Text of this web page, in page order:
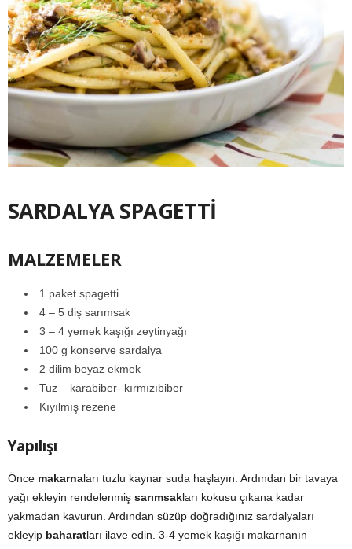
SARDALYA SPAGETTİ
MALZEMELER
1 paket spagetti
4 – 5 diş sarımsak
3 – 4 yemek kaşığı zeytinyağı
100 g konserve sardalya
2 dilim beyaz ekmek
Tuz – karabiber- kırmızıbiber
Kıyılmış rezene
Yapılışı
Önce makarnaları tuzlu kaynar suda haşlayın. Ardından bir tavaya
yağı ekleyin rendelenmiş sarımsakları kokusu çıkana kadar
yakmadan kavurun. Ardından süzüp doğradığınız sardalyaları
ekleyip baharatları ilave edin. 3-4 yemek kaşığı makarnanın